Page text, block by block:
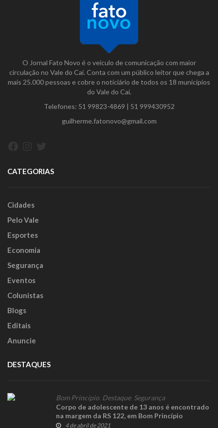
O Jornal Fato Novo é o veículo de comunicação com maior
circulação no Vale do Caí. Conta com um público leitor que chega a
mais 25.000 pessoas e cobre o noticiário de todos os 18 municípios
do Vale do Caí.
Telefones: 51 99823-4869 | 51 999430952
guilherme.fatonovo@gmail.com
CATEGORIAS
Cidades
Pelo Vale
Esportes
Economia
Segurança
Eventos
Colunistas
Blogs
Editais
Anuncie
DESTAQUES
Bom Princípio Destaque, Segurança
Corpo de adolescente de 13 anos é encontrado
na margem da RS 122, em Bom Princípio
4 de abril de 2021